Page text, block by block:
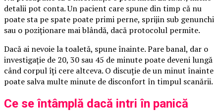
detalii pot conta. Un pacient care spune din timp că nu
poate sta pe spate poate primi perne, sprijin sub genunchi
sau o poziționare mai blândă, dacă protocolul permite.
Dacă ai nevoie la toaletă, spune înainte. Pare banal, dar o
investigație de 20, 30 sau 45 de minute poate deveni lungă
când corpul îți cere altceva. O discuție de un minut înainte
poate salva multe minute de disconfort în timpul scanării.
Ce se întâmplă dacă intri în panică